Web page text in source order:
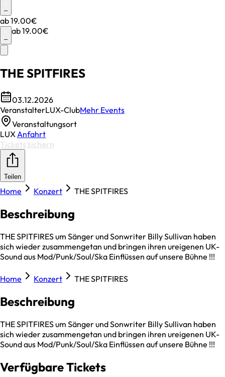
–
ab19.00€
–
ab19.00€
THE SPITFIRES
03.12.2026
VeranstalterLUX-ClubMehr Events
Veranstaltungsort
LUX Anfahrt
Tickets sichern
Teilen
Home Konzert THE SPITFIRES
Beschreibung
THE SPITFIRES um Sänger und Sonwriter Billy Sullivan haben
sich wieder zusammengetan und bringen ihren ureigenen UK-
Sound aus Mod/Punk/Soul/Ska Einflüssen auf unsere Bühne !!!
Home Konzert THE SPITFIRES
Beschreibung
THE SPITFIRES um Sänger und Sonwriter Billy Sullivan haben
sich wieder zusammengetan und bringen ihren ureigenen UK-
Sound aus Mod/Punk/Soul/Ska Einflüssen auf unsere Bühne !!!
Verfügbare Tickets